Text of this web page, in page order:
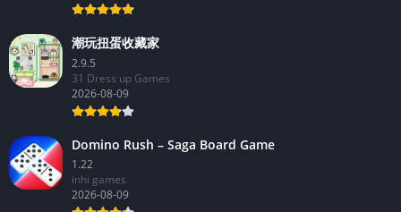
潮玩扭蛋收藏家
2.9.5
31 Dress up Games
2026-08-09
Domino Rush – Saga Board Game
1.22
inhi games
2026-08-09